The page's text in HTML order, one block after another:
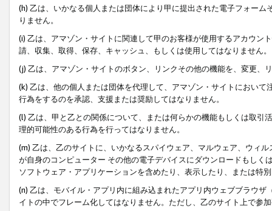
(h) 乙は、いかなる個人または団体により甲に提出された電子フォー
りません。
(i) 乙は、アマゾン・サイトに関連して甲のお客様が使用するアカウン
請、収集、取得、保存、キャッシュ、もしくは使用してはなりません。
(j) 乙は、アマゾン・サイトのボタン、リンクその他の機能を、変更、
(k) 乙は、他の個人または団体を代理して、アマゾン・サイトにおい
行為をするのを承認、支援または奨励してはなりません。
(l) 乙は、甲と乙との関係について、または何らかの機能もしくは取
理的可能性のある行為を行ってはなりません。
(m) 乙は、乙のサイトに、いかなるスパイウェア、マルウェア、ウィ
が自身のコンピューター その他の電子デバイスにダウンロードもし
ソフトウェア・アプリケーションを含めたり、表示したり、または特
(n) 乙は、モバイル・アプリ内に組み込まれたアプリ内ウェブブラウ
イトの中でフレーム化してはなりません。ただし、乙のサイト上で参